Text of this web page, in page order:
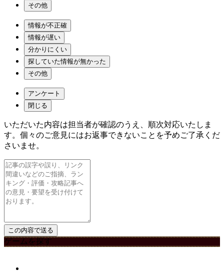
その他
情報が不正確
情報が遅い
分かりにくい
探していた情報が無かった
その他
アンケート
閉じる
いただいた内容は担当者が確認のうえ、順次対応いたしま
す。個々のご意見にはお返事できないことを予めご了承くだ
さいませ。
ゲームを探す